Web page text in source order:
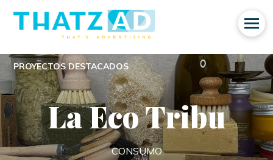
PROYECTOS DESTACADOS
La Eco Tribu
CONSUMO